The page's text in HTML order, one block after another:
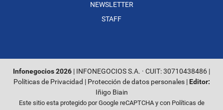
NEWSLETTER
STAFF
Infonegocios 2026 | INFONEGOCIOS S.A. · CUIT: 30710438486 |
Políticas de Privacidad | Protección de datos personales| Editor:
Iñigo Biain
Este sitio esta protegido por Google reCAPTCHA y con Políticas de